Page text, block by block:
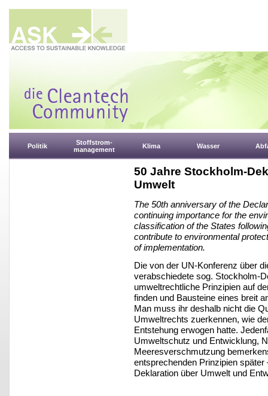
Politik
Stoffstrom-
management
Klima Wasser
50 Jahre Stockholm-
Umwelt
The 50th anniversary of the
continuing importance for the
classification of the States
contribute to environmental
of implementation.
Die von der UN-Konferenz über
verabschiedete sog. Stockholm-
umweltrechtliche Prinzipien auf
finden und Bausteine eines breit
Man muss ihr deshalb nicht die
Umweltrechts zuerkennen, wie
Entstehung erwogen hatte.
Umweltschutz und Entwicklung,
Meeresverschmutzung
entsprechenden Prinzipien
Deklaration über Umwelt und